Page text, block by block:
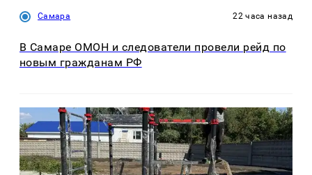
Самара 22 часа назад
В Самаре ОМОН и следователи провели рейд по
новым гражданам РФ